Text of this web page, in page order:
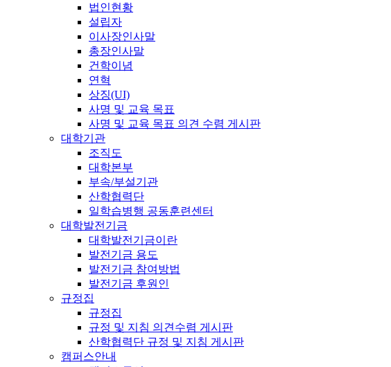
법인현황
설립자
이사장인사말
총장인사말
건학이념
연혁
상징(UI)
사명 및 교육 목표
사명 및 교육 목표 의견 수렴 게시판
대학기관
조직도
대학본부
부속/부설기관
산학협력단
일학습병행 공동훈련센터
대학발전기금
대학발전기금이란
발전기금 용도
발전기금 참여방법
발전기금 후원인
규정집
규정집
규정 및 지침 의견수렴 게시판
산학협력단 규정 및 지침 게시판
캠퍼스안내